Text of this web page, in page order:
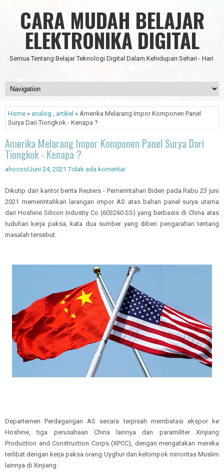
CARA MUDAH BELAJAR
ELEKTRONIKA DIGITAL
Semua Tentang Belajar Teknologi Digital Dalam Kehidupan Sehari - Hari
Home » analog , artikel » Amerika Melarang Impor Komponen Panel
Surya Dari Tiongkok - Kenapa ?
Amerika Melarang Impor Komponen Panel Surya Dari
Tiongkok - Kenapa ?
ahocool Juni 24, 2021 Tidak ada komentar
Dikutip dari kantor berita Reuters - Pemerintahan Biden pada Rabu 23 juni
2021 memerintahkan larangan impor AS atas bahan panel surya utama
dari Hoshine Silicon Industry Co (603260.SS) yang berbasis di China atas
tuduhan kerja paksa, kata dua sumber yang diberi pengarahan tentang
masalah tersebut.
Departemen Perdagangan AS secara terpisah membatasi ekspor ke
Hoshine, tiga perusahaan China lainnya dan paramiliter Xinjiang
Production and Construction Corps (XPCC), dengan mengatakan mereka
terlibat dengan kerja paksa orang Uyghur dan kelompok minoritas Muslim
lainnya di Xinjiang.